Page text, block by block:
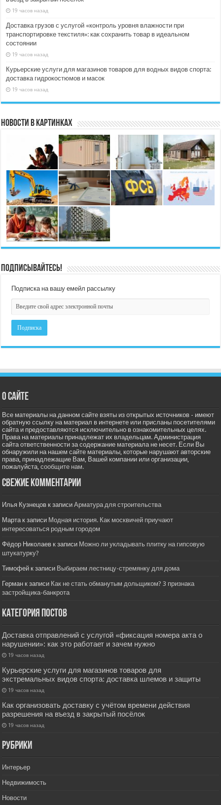
19 часов назад
Доставка грузов с услугой «контроль уровня влажности при
транспортировке текстиля»: как сохранить товар в идеальном
состоянии
19 часов назад
Курьерские услуги для магазинов товаров для водных видов спорта:
доставка гидрокостюмов и масок
19 часов назад
Новости в картинках
Подписывайтесь!
Подписка на вашу емейл рассылку
О сайте
Все материалы на данном сайте взяты из открытых источников - имеют
обратную ссылку на материал в интернете или присланы посетителями
сайта и предоставляются исключительно в ознакомительных целях.
Права на материалы принадлежат их владельцам. Администрация
сайта ответственности за содержание материала не несет. Если Вы
обнаружили на нашем сайте материалы, которые нарушают авторские
права, принадлежащие Вам, Вашей компании или организации,
пожалуйста,сообщите нам.
Свежие комментарии
Илья Кузнецов к записиАрматура для строительства
Мартак записи Модная история. Как москвичей приучают
интересоваться родным городом
Фёдор Николаев к записи Можно ли укладывать плитку на гипсовую
штукатурку?
Тимофей к записи Выбираем лестницу-стремянку для дома
Герман к записи Как не стать обманутым дольщиком? 3 признака
застройщика-банкрота
Категория постов
Доставка отправлений с услугой «фиксация номера акта о
нарушении»: как это работает и зачем нужно
19 часов назад
Курьерские услуги для магазинов товаров для
экстремальных видов спорта: доставка шлемов и защиты
19 часов назад
Как организовать доставку с учётом времени действия
разрешения на въезд в закрытый посёлок
19 часов назад
РУбрики
Интерьер
Недвижимость
Новости